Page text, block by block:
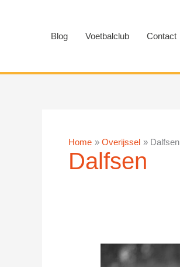
Blog Voetbalclub Contact
Home Overijssel Dalfsen
Dalfsen